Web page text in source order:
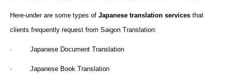
Here-under are some types of Japanese translation services that
clients frequently request from Saigon Translation:
· Japanese Document Translation
· Japanese Book Translation